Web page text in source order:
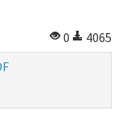
0
4065